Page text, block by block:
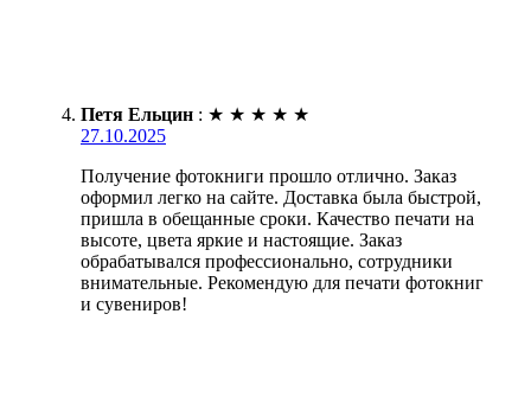
Петя Ельцин : ★ ★ ★ ★ ★
27.10.2025
Получение фотокниги прошло отлично. Заказ
оформил легко на сайте. Доставка была быстрой,
пришла в обещанные сроки. Качество печати на
высоте, цвета яркие и настоящие. Заказ
обрабатывался профессионально, сотрудники
внимательные. Рекомендую для печати фотокниг
и сувениров!